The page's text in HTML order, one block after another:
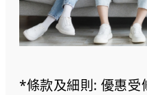
*條款及細則: 優惠受